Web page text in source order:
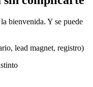
bienvenida. Y se puede
lead magnet, registro)